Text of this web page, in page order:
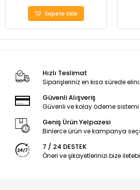
Sepete Ekle
Hızlı Teslimat
Siparişleriniz en kısa sürede
Güvenli Alışveriş
Güvenli ve kolay ödeme sistemi
Geniş Ürün Yelpazesi
Binlerce ürün ve kampanya
7 / 24 DESTEK
Öneri ve şikayetlerinizi bize